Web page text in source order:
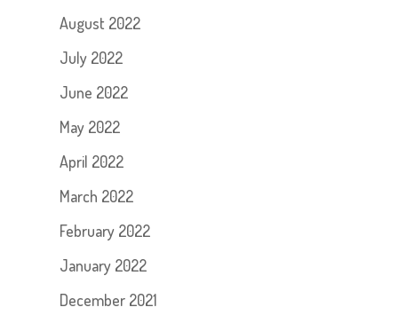
August 2022
July 2022
June 2022
May 2022
April 2022
March 2022
February 2022
January 2022
December 2021